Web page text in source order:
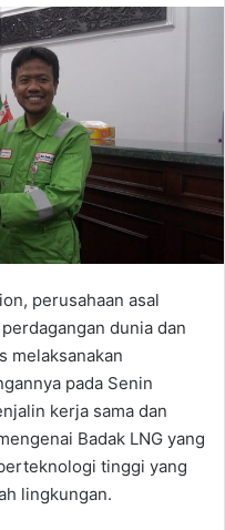
perusahaan asal
dunia dan
melaksanakan
pada Senin
kerja sama dan
Badak LNG yang
tinggi yang
lingkungan.